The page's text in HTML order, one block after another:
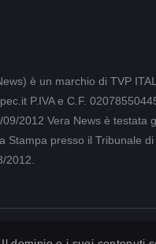
è un marchio di TVP
P.IVA e C.F.
2012 Vera News è testata
Stampa presso il Tribunale di
2012.